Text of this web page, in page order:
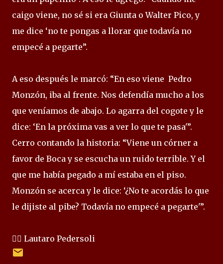
caigo viene, no sé si era Giunta o Walter Pico, y
me dice ‘no te pongas a llorar que todavía no
empecé a pegarte”.
A eso después le marcó: “En eso viene Pedro
Monzón, iba al frente. Nos defendía mucho a los
que veníamos de abajo. Lo agarra del cogote y le
dice: ‘En la próxima vas a ver lo que te pasa'”.
Cerro contando la historia: “Viene un córner a
favor de Boca y se escucha un ruido terrible. Y el
que me había pegado a mí estaba en el piso.
Monzón se acerca y le dice: ‘¿No te acordás lo que
le dijiste al pibe? Todavía no empecé a pegarte'”.
✍🏻 Lautaro Pedersoli